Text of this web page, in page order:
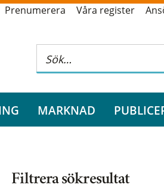
Prenumerera Våra register
MARKNAD
Filtrera sökresultat